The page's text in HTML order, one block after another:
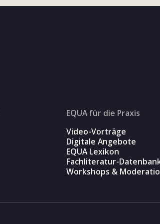
EQUA für die Praxis
Video-Vorträge
Digitale Angebote
EQUA Lexikon
Fachliteratur-
Workshops &